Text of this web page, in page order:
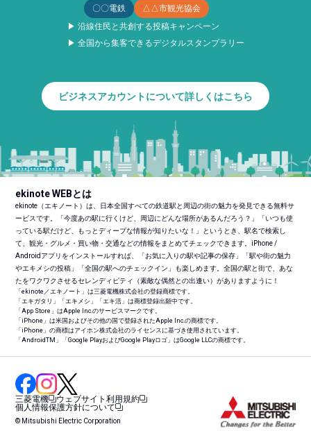
〇〇電鉄
△△市観光協会
▶ 沿線住民と共創する投稿キャンペーン
▶ 全国から集客できるデジタルスタンプラリー
ビジネスアカウントについて詳しくはこちら
ekinote WEBとは
ekinote（エキノート）は、日本全国すべての鉄道駅と周辺の街の魅力を発見できる無料サ
ービスです。「今度あの駅に行くけど、周辺にどんな場所があるんだろう？」「いつも使
っている駅だけど、もっとディープな情報が知りたいな！」というとき、駅名で検索し
て、観光・グルメ・買い物・交通などの情報をまとめてチェックできます。iPhone /
Androidアプリをインストールすれば、「お気に入りの駅や記事の保存」「駅や街の魅力
やエキメシの投稿」「全国の駅へのチェックイン」も楽しめます。全国の駅と街で、あな
たをワクワクさせるセレンディピティ（素敵な偶然との出逢い）がありますように！
「ekinote／エキノート」は三菱電機株式会社の登録商標です。
「エキガタリ」「エキメシ」「エキ活」は商標登録出願中です。
「App Store」はApple Inc.のサービスマークです。
「iPhone」は米国およびその他の国で登録されたApple Inc.の商標です。
「iPhone」の商標はアイホン株式会社のライセンスに基づき使用されています。
「AndroidTM 」「Google PlayおよびGoogle Playロゴ」はGoogle LLCの商標です。
三菱電機
ウェブサイト利用規約
個人情報保護方針について
© Mitsubishi Electric Corporation